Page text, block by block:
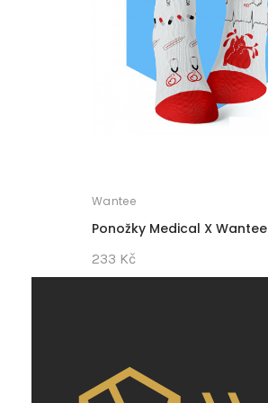
Wantee
Ponožky Medical X Wantee
233 Kč